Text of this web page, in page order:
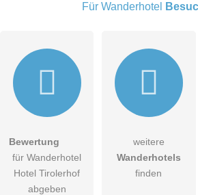
E-Mail-Adresse (wird nicht
Hiermit akzeptiere ich dieAGB
DieDatenschutzerklärung habe ich zur
Für Wanderhotel
Bewertung
für Wanderhotel
Hotel Tirolerhof
abgeben
weitere
Wanderhotels
finden